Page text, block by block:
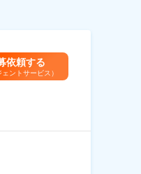
依頼する
ェントサービス）